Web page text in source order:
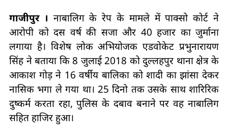
गाजीपुर ‌। नाबालिग के रेप के मामले में पाक्‍सो कोर्ट ने
आरोपी को दस वर्ष की सजा और 40 हजार का जुर्माना
लगाया है। विशेष लोक अभियोजक एडवोकेट प्रभुनारायण
सिंह ने बताया कि 8 जुलाई 2018 को दुल्‍लहपुर थाना क्षेत्र के
आकाश गोड़ ने 16 वर्षीय बालिका को शादी का झांसा देकर
नासिक भगा ले गया था। 25 दिनो तक उसके साथ शारिरिक
दुष्‍कर्म करता रहा, पुलिस के दबाव बनाने पर वह नाबालिग
सहित हाजिर हुआ।